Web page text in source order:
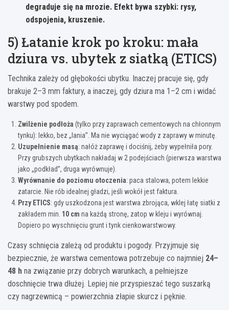
degraduje się na mrozie. Efekt bywa szybki: rysy,
odspojenia, kruszenie.
5) Łatanie krok po kroku: mała
dziura vs. ubytek z siatką (ETICS)
Technika zależy od głębokości ubytku. Inaczej pracuje się, gdy
brakuje 2–3 mm faktury, a inaczej, gdy dziura ma 1–2 cm i widać
warstwy pod spodem.
Zwilżenie podłoża (tylko przy zaprawach cementowych na chłonnym
tynku): lekko, bez „lania”. Ma nie wyciągać wody z zaprawy w minutę.
Uzupełnienie masą: nałóż zaprawę i dociśnij, żeby wypełniła pory.
Przy grubszych ubytkach nakładaj w 2 podejściach (pierwsza warstwa
jako „podkład”, druga wyrównuje).
Wyrównanie do poziomu otoczenia: paca stalowa, potem lekkie
zatarcie. Nie rób idealnej gładzi, jeśli wokół jest faktura.
Przy ETICS: gdy uszkodzona jest warstwa zbrojąca, wklej łatę siatki z
zakładem min. 10 cm na każdą stronę, zatop w kleju i wyrównaj.
Dopiero po wyschnięciu grunt i tynk cienkowarstwowy.
Czasy schnięcia zależą od produktu i pogody. Przyjmuje się
bezpiecznie, że warstwa cementowa potrzebuje co najmniej 24–
48 h na związanie przy dobrych warunkach, a pełniejsze
doschnięcie trwa dłużej. Lepiej nie przyspieszać tego suszarką
czy nagrzewnicą – powierzchnia złapie skurcz i pęknie.